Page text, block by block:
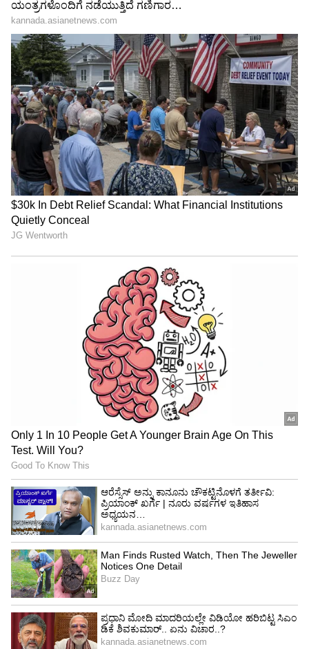
ಜಹಂಗೀರ್‌
ನಿರ್ದೇಶನ: ದೇವನೂರು ಚಂದ್ರು
ಪೂರ್ಣಚಂದ್ರ ತೇಜಸ್ವಿ ಅವರ ಹಿನ್ನೆಲೆ ಸಂಗೀತ, ಸಂತೋಷ್‌ ರೈ
ಪಾತಾಜೆ ಕ್ಯಾಮೆರಾ ಕಣ್ಣು, ಡಿಫರೆಂಟ್‌ ಡ್ಯಾನಿ, ಚೇತನ್‌
ಡಿಸೋಜಾ, ಅರ್ಜುನ್‌ ರಾಜ್‌ ಸಾಹಸ, ಮುರಳಿ- ಧನಂಜಯ್
ಕೊರಿಯೋಗ್ರಫಿ ‘ಗ್ರಾಮಾಯಣ’ ಕತೆ ನಡೆಸೋ ಸಾರಥಿಗಳು.
ಮೊದಲಾರ್ಧದಲ್ಲಿರುವ ಪೋರ್ಸ್‌, ವಿರಾಮದ ನಂತರವೂ
ಮುಂದುವರಿಯಬೇಕಿತ್ತು ಅನಿಸೋದು ಬಿಟ್ಟರೆ ಒಂದೊಳ್ಳೆ ಚಿತ್ರ
ನೋಡಿದ ಸಮಾಧಾನವಂತೂ ‘ಗ್ರಾಮಾಯಣ’ದಿಂದ
ಲಭ್ಯವಾಗುತ್ತದೆ.
"ರಾಜಕೀಯ ಬೇಡ, ಸಿನಿಮಾನೇ ಪ್ರಾಣ":
Shetty speech | Suvarna News
ಶೇ.50 ರಿಂದ ಶೇ.18 ಕ್ಕೆ TAX ಇಳಿಕೆ: ಮೋದಿ-
ಟ್ರಂಪ್ ಐತಿಹಾಸಿಕ ಒಪ್ಪಂದ | India US
Trade Deal | Party Rounds